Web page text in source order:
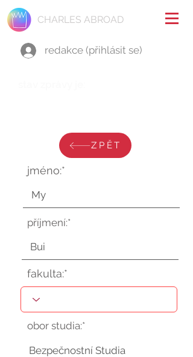
CHARLES ABROAD
redakce (přihlásit se)
ZPĚT
jméno:*
příjmení:*
fakulta:*
obor studia:*